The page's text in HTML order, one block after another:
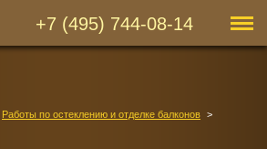
+7 (495) 744-08-14
Работы по остеклению и отделке балконов